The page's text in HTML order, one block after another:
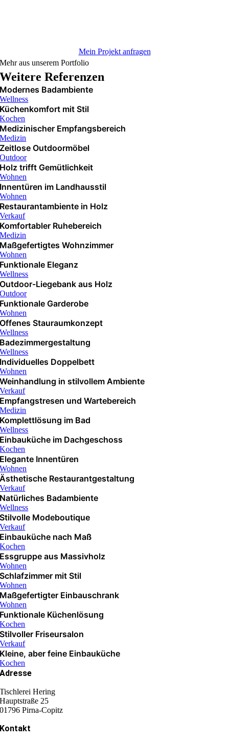
Mein Projekt anfragen
Mehr aus unserem Portfolio
Weitere Referenzen
Modernes Badambiente
Wellness
Küchenkomfort mit Stil
Kochen
Medizinischer Empfangsbereich
Medizin
Zeitlose Outdoormöbel
Outdoor
Holz trifft Gemütlichkeit
Wohnen
Innentüren im Landhausstil
Wohnen
Restaurantambiente in Holz
Verkauf
Komfortabler Ruhebereich
Medizin
Maßgefertigtes Wohnzimmer
Wohnen
Funktionale Eleganz
Wellness
Outdoor-Liegebank aus Holz
Outdoor
Funktionale Garderobe
Wohnen
Offenes Stauraumkonzept
Wellness
Badezimmergestaltung
Wellness
Individuelles Doppelbett
Wohnen
Weinhandlung in stilvollem Ambiente
Verkauf
Empfangstresen und Wartebereich
Medizin
Komplettlösung im Bad
Wellness
Einbauküche im Dachgeschoss
Kochen
Elegante Innentüren
Wohnen
Ästhetische Restaurantgestaltung
Verkauf
Natürliches Badambiente
Wellness
Stilvolle Modeboutique
Verkauf
Einbauküche nach Maß
Kochen
Essgruppe aus Massivholz
Wohnen
Schlafzimmer mit Stil
Wohnen
Maßgefertigter Einbauschrank
Wohnen
Funktionale Küchenlösung
Kochen
Stilvoller Friseursalon
Verkauf
Kleine, aber feine Einbauküche
Kochen
Adresse
Tischlerei Hering
Hauptstraße 25
01796 Pirna-Copitz
Kontakt